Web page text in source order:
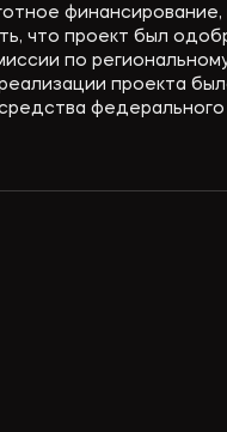
что проект был
по
проекта